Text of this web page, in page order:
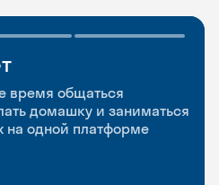
время общаться
домашку и заниматься
на одной платформе
новые слова где
разговорной практики
с преподавателями